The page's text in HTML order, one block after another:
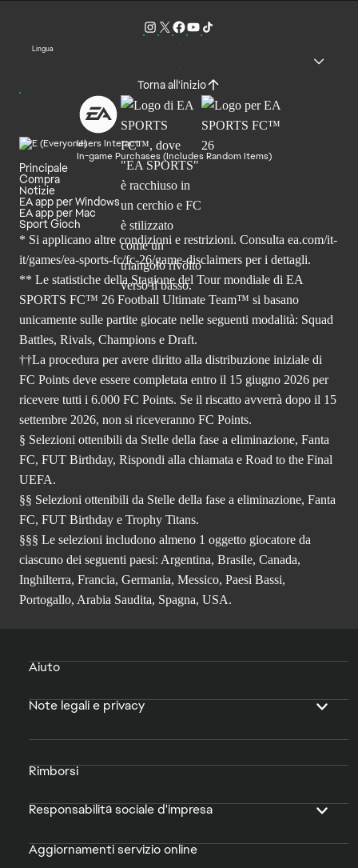
Lingua
Torna all'inizio
Users Interact
In-game Purchases (Includes Random Items)
Principale
Compra
Notizie
EA app per Windows
EA app per Mac
Sport Gioch
* Si applicano altre condizioni e restrizioni. Consulta ea.com/it-
it/games/ea-sports-fc/fc-26/game-disclaimers per i dettagli.
** Le statistiche della Stagione del Tour mondiale di EA
SPORTS FC™ 26 Football Ultimate Team™ si basano
unicamente sulle partite giocate nelle seguenti modalità: Squad
Battles, Rivals, Champions e Draft.
††La procedura per avere diritto alla distribuzione iniziale di
FC Points deve essere completata entro il 15 giugno 2026 per
ricevere tutti i 6.000 FC Points. Se il riscatto avverrà dopo il 15
settembre 2026, non si riceveranno FC Points.
§ Selezioni ottenibili da Stelle della fase a eliminazione, Fanta
FC, FUT Birthday, Rispondi alla chiamata e Road to the Final
UEFA.
§§ Selezioni ottenibili da Stelle della fase a eliminazione, Fanta
FC, FUT Birthday e Trophy Titans.
§§§ Le selezioni includono almeno 1 oggetto giocatore da
ciascuno dei seguenti paesi: Argentina, Brasile, Canada,
Inghilterra, Francia, Germania, Messico, Paesi Bassi,
Portogallo, Arabia Saudita, Spagna, USA.
Aiuto
Note legali e privacy
Rimborsi
Responsabilità sociale d'impresa
Aggiornamenti servizio online